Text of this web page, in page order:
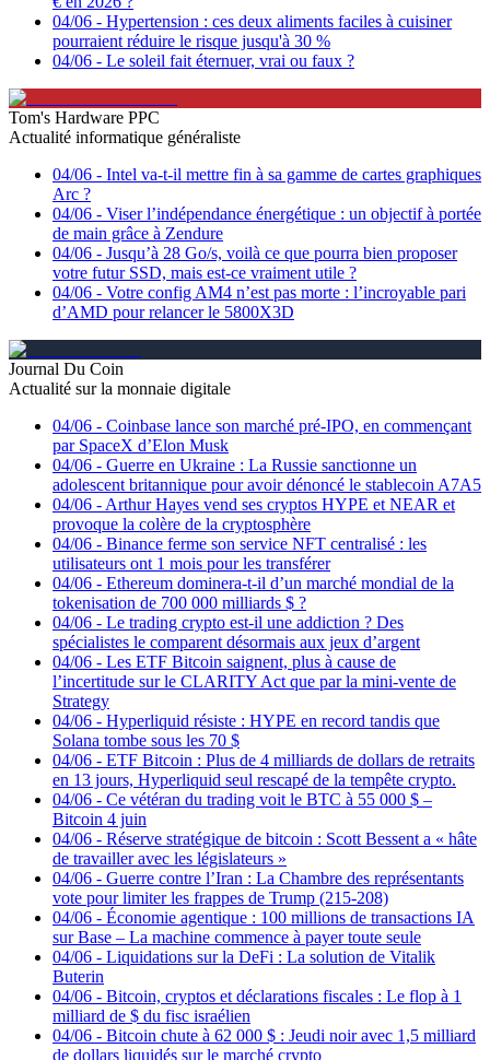
04/06 - Hypertension : ces deux aliments faciles à cuisiner
pourraient réduire le risque jusqu'à 30 %
04/06 - Le soleil fait éternuer, vrai ou faux ?
Tom's Hardware PPC
Actualité informatique généraliste
04/06 - Intel va-t-il mettre fin à sa gamme de cartes graphiques
Arc ?
04/06 - Viser l’indépendance énergétique : un objectif à portée
de main grâce à Zendure
04/06 - Jusqu’à 28 Go/s, voilà ce que pourra bien proposer
votre futur SSD, mais est-ce vraiment utile ?
04/06 - Votre config AM4 n’est pas morte : l’incroyable pari
d’AMD pour relancer le 5800X3D
Journal Du Coin
Actualité sur la monnaie digitale
04/06 - Coinbase lance son marché pré-IPO, en commençant
par SpaceX d’Elon Musk
04/06 - Guerre en Ukraine : La Russie sanctionne un
adolescent britannique pour avoir dénoncé le stablecoin A7A5
04/06 - Arthur Hayes vend ses cryptos HYPE et NEAR et
provoque la colère de la cryptosphère
04/06 - Binance ferme son service NFT centralisé : les
utilisateurs ont 1 mois pour les transférer
04/06 - Ethereum dominera-t-il d’un marché mondial de la
tokenisation de 700 000 milliards $ ?
04/06 - Le trading crypto est-il une addiction ? Des
spécialistes le comparent désormais aux jeux d’argent
04/06 - Les ETF Bitcoin saignent, plus à cause de
l’incertitude sur le CLARITY Act que par la mini-vente de
Strategy
04/06 - Hyperliquid résiste : HYPE en record tandis que
Solana tombe sous les 70 $
04/06 - ETF Bitcoin : Plus de 4 milliards de dollars de retraits
en 13 jours, Hyperliquid seul rescapé de la tempête crypto.
04/06 - Ce vétéran du trading voit le BTC à 55 000 $ –
Bitcoin 4 juin
04/06 - Réserve stratégique de bitcoin : Scott Bessent a « hâte
de travailler avec les législateurs »
04/06 - Guerre contre l’Iran : La Chambre des représentants
vote pour limiter les frappes de Trump (215-208)
04/06 - Économie agentique : 100 millions de transactions IA
sur Base – La machine commence à payer toute seule
04/06 - Liquidations sur la DeFi : La solution de Vitalik
Buterin
04/06 - Bitcoin, cryptos et déclarations fiscales : Le flop à 1
milliard de $ du fisc israélien
04/06 - Bitcoin chute à 62 000 $ : Jeudi noir avec 1,5 milliard
de dollars liquidés sur le marché crypto